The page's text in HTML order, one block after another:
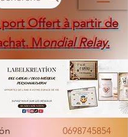
port Offert à partir de
Mondial Relay.
0698745854